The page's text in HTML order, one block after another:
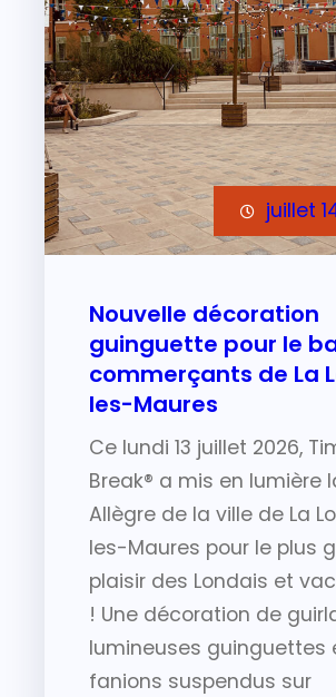
juillet
Nouvelle décoration
guinguette pour le
commerçants de La
les-Maures
Ce lundi 13 juillet 2026,
Break® a mis en lumière
Allègre de la ville de La
les-Maures pour le plus
plaisir des Londais et
! Une décoration de
lumineuses guinguettes
fanions suspendus sur